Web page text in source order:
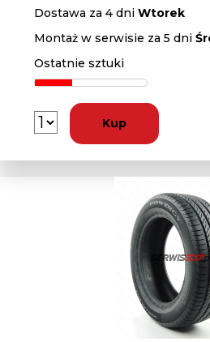
Dostawa za 4 dniWtorek
Montaż w serwisie za 5 dni
Ostatnie sztuki
Kup